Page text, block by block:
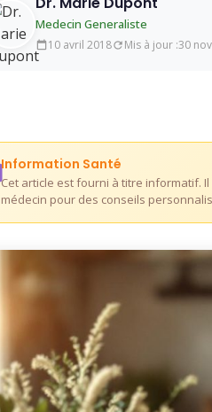
Medecin Generaliste
10 avril 2018 Mis à jour :30
Information Santé
Cet article est fourni à titre informatif.
médecin pour des conseils